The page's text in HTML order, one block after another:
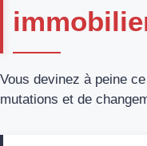
Vous devinez à peine
mutations et de